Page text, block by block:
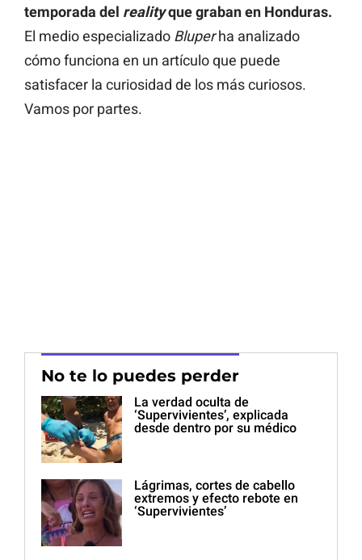
temporada del realityque graban en Honduras.
El medio especializado Bluperha analizado
cómo funciona en un artículo que puede
satisfacer la curiosidad de los más curiosos.
Vamos por partes.
No te lo puedes perder
La verdad oculta de
‘Supervivientes’, explicada
desde dentro por su médico
Lágrimas, cortes de cabello
extremos y efecto rebote en
‘Supervivientes’